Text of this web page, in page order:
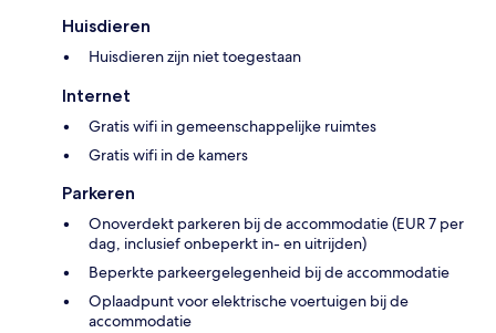
Huisdieren
Huisdieren zijn niet toegestaan
Internet
Gratis wifi in gemeenschappelijke ruimtes
Gratis wifi in de kamers
Parkeren
Onoverdekt parkeren bij de accommodatie (EUR 7 per
dag, inclusief onbeperkt in- en uitrijden)
Beperkte parkeergelegenheid bij de accommodatie
Oplaadpunt voor elektrische voertuigen bij de
accommodatie